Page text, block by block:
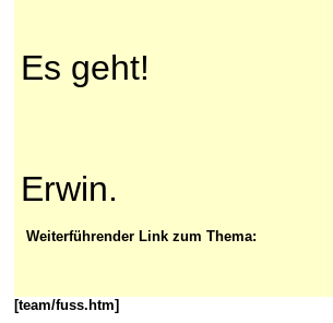
Es geht!
Erwin.
Weiterführender Link zum Thema:
[team/fuss.htm]